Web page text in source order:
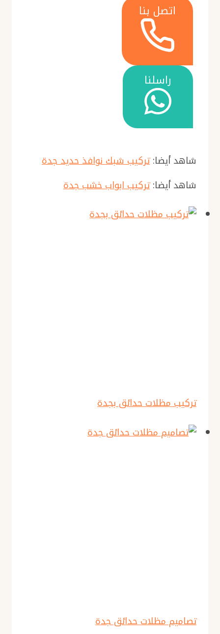
اتصل بنا
راسلنا
شاهد أيضا:تركيب شبك نوافذ حديد جدة
شاهد أيضا:تركيب ابواب خشب جدة
تركيب مظلات حدائق بجدة
تصاميم مظلات حدائق جدة